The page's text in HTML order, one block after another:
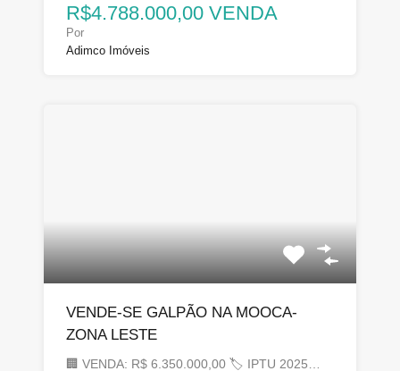
R$4.788.000,00 VENDA
Por
Adimco Imóveis
VENDE-SE GALPÃO NA MOOCA-
ZONA LESTE
🏢 VENDA: R$ 6.350.000,00 🏷 IPTU 2025…